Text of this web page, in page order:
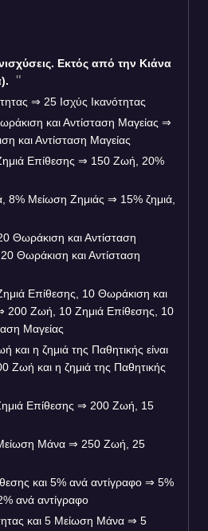
Εκτός από την Κιάνα
⇒ 25 Ισχύς Ικανότητας
και Αντίσταση Μαγείας ⇒
και Αντίσταση Μαγείας
Επίθεσης ⇒ 150 Ζωή, 20%
8% Μείωση Ζημιάς ⇒ 15% ζημιά,
Θωράκιση και Αντίσταση
Θωράκιση και Αντίσταση
Επίθεσης, 10 Θωράκιση και
200 Ζωή, 10 Ζημιά Επίθεσης, 10
Μαγείας
και η ζημιά της Παθητικής είναι
Ζωή και η ζημιά της Παθητικής
Επίθεσης ⇒ 200 Ζωή, 15
Μάνα ⇒ 250 Ζωή, 25
και 5% ανά αντίγραφο ⇒ 5%
ανά αντίγραφο
και 5 Μείωση Μάνα ⇒ 5